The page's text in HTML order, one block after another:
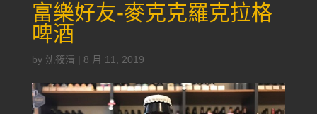
富樂好友-麥克克羅克拉格
啤酒
by 沈筱清 | 8 月 11, 2019